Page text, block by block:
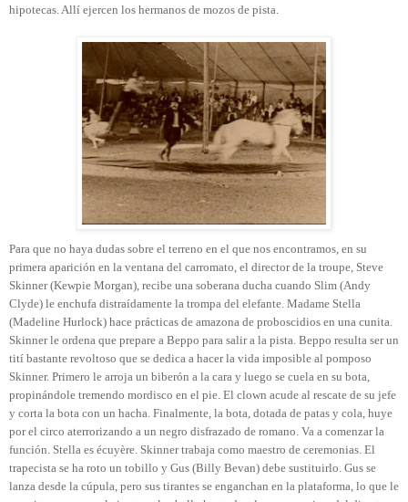
hipotecas. Allí ejercen los hermanos de mozos de pista.
Para que no haya dudas sobre el terreno en el que nos encontramos, en su
primera aparición en la ventana del carromato, el director de la troupe, Steve
Skinner (Kewpie Morgan), recibe una soberana ducha cuando Slim (Andy
Clyde) le enchufa distraídamente la trompa del elefante. Madame Stella
(Madeline Hurlock) hace prácticas de amazona de proboscidios en una cunita.
Skinner le ordena que prepare a Beppo para salir a la pista. Beppo resulta ser un
tití bastante revoltoso que se dedica a hacer la vida imposible al pomposo
Skinner. Primero le arroja un biberón a la cara y luego se cuela en su bota,
propinándole tremendo mordisco en el pie. El clown acude al rescate de su jefe
y corta la bota con un hacha. Finalmente, la bota, dotada de patas y cola, huye
por el circo aterrorizando a un negro disfrazado de romano. Va a comenzar la
función. Stella es écuyère. Skinner trabaja como maestro de ceremonias. El
trapecista se ha roto un tobillo y Gus (Billy Bevan) debe sustituirlo. Gus se
lanza desde la cúpula, pero sus tirantes se enganchan en la plataforma, lo que le